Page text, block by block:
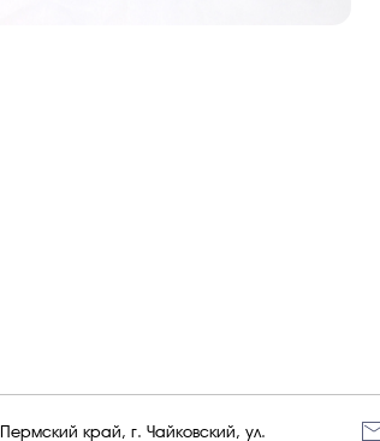
Пермский край, г. Чайковский, ул.